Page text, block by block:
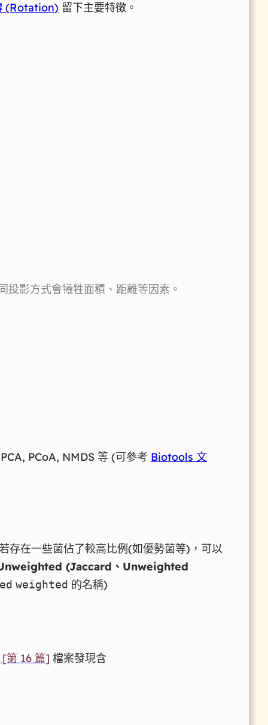
(Rotation) 留下主要特徵。
影方式會犧牲面積、距離等因素。
PCoA, NMDS 等 (可參考 Biotools 文
在一些菌佔了較高比例(如優勢菌等)，可以
(Jaccard、Unweighted
weighted 的名稱)
[第 16 篇] 檔案發現含